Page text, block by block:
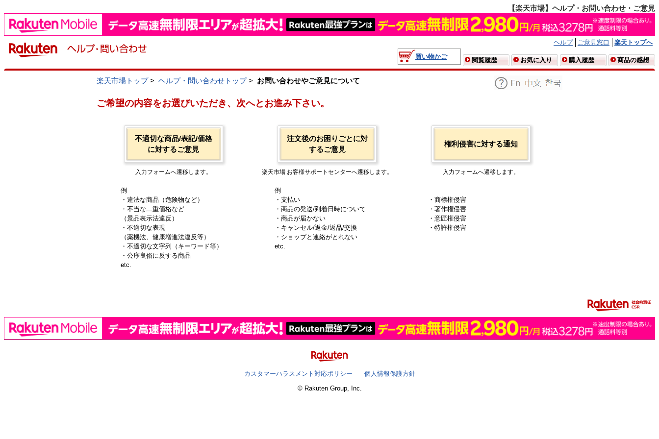
【楽天市場】ヘルプ・お問い合わせ・ご意見
ヘルプ ご意見窓口
楽天トップへ
買い物かご
閲覧履歴 お気に入り 購入履歴 商品の感想
楽天市場トップ> ヘルプ・問い合わせトップ> お問い合わせやご意見について
ご希望の内容をお選びいただき、次へとお進み下さい。
不適切な商品/表記/価格
に対するご意見
入力フォームへ遷移します。
例
・違法な商品（危険物など）
・不当な二重価格など
（景品表示法違反）
・不適切な表現
（薬機法、健康増進法違反等）
・不適切な文字列（キーワード等）
・公序良俗に反する商品
etc.
注文後のお困りごとに対
するご意見
楽天市場 お客様サポートセンターへ遷移します。
例
・支払い
・商品の発送/到着日時について
・商品が届かない
・キャンセル/返金/返品/交換
・ショップと連絡がとれない
etc.
権利侵害に対する通知
入力フォームへ遷移します。
・商標権侵害
・著作権侵害
・意匠権侵害
・特許権侵害
カスタマーハラスメント対応ポリシー
個人情報保護方針
© Rakuten Group, Inc.